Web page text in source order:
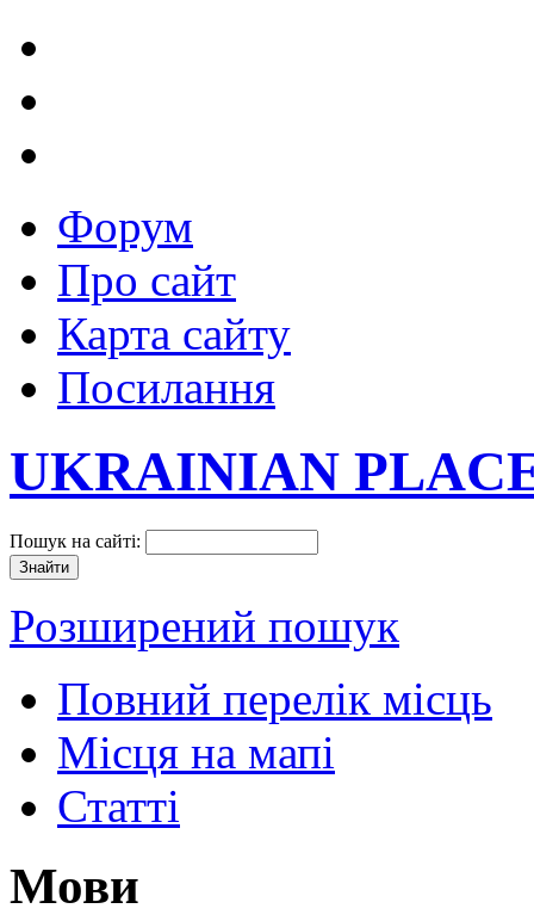
Форум
Про сайт
Карта сайту
Посилання
UKRAINIAN
Пошук на сайті:
Розширений пошук
Повний перелік місць
Місця на мапі
Статті
Мови